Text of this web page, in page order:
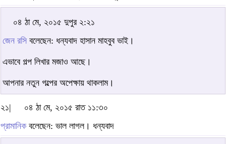
০৪ ঠা মে, ২০১৫ দুপুর ২:২১
জেন রসি বলেছেন: ধন্যবাদ হাসান মাহবুব ভাই।
এভাবে গল্প লিখার মজাও আছে।
আপনার নতুন গল্পের অপেক্ষায় থাকলাম।
২১|
০৪ ঠা মে, ২০১৫ রাত ১১:৩০
প্রামানিকবলেছেন: ভাল লাগল। ধন্যবাদ